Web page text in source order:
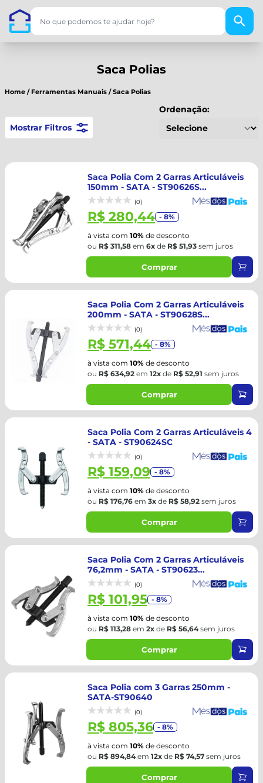
Saca Polias
Home / Ferramentas Manuais /Saca Polias
Mostrar Filtros
Ordenação:
Saca Polia Com 2 Garras Articuláveis
150mm - SATA - ST90626S...
(0)
R$ 280,44 - 8%
à vista com 10% de desconto
ou R$ 311,58 em 6x de R$ 51,93 sem juros
Comprar
Saca Polia Com 2 Garras Articuláveis
200mm - SATA - ST90628S...
(0)
R$ 571,44 - 8%
à vista com 10% de desconto
ou R$ 634,92 em 12x de R$ 52,91 sem juros
Comprar
Saca Polia Com 2 Garras Articuláveis 4
- SATA - ST90624SC
(0)
R$ 159,09 - 8%
à vista com 10% de desconto
ou R$ 176,76 em 3x de R$ 58,92 sem juros
Comprar
Saca Polia Com 2 Garras Articuláveis
76,2mm - SATA - ST90623...
(0)
R$ 101,95 - 8%
à vista com 10% de desconto
ou R$ 113,28 em 2x de R$ 56,64sem juros
Comprar
Saca Polia com 3 Garras 250mm -
SATA-ST90640
(0)
R$ 805,36 - 8%
à vista com 10% de desconto
ou R$ 894,84em 12x de R$ 74,57 sem juros
Comprar